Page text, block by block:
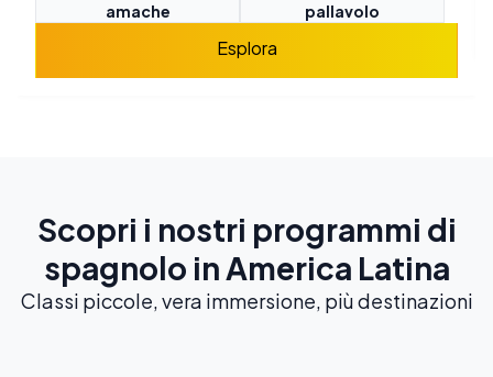
amache
pallavolo
Esplora
Scopri i nostri programmi di
spagnolo in America Latina
Classi piccole, vera immersione, più destinazioni